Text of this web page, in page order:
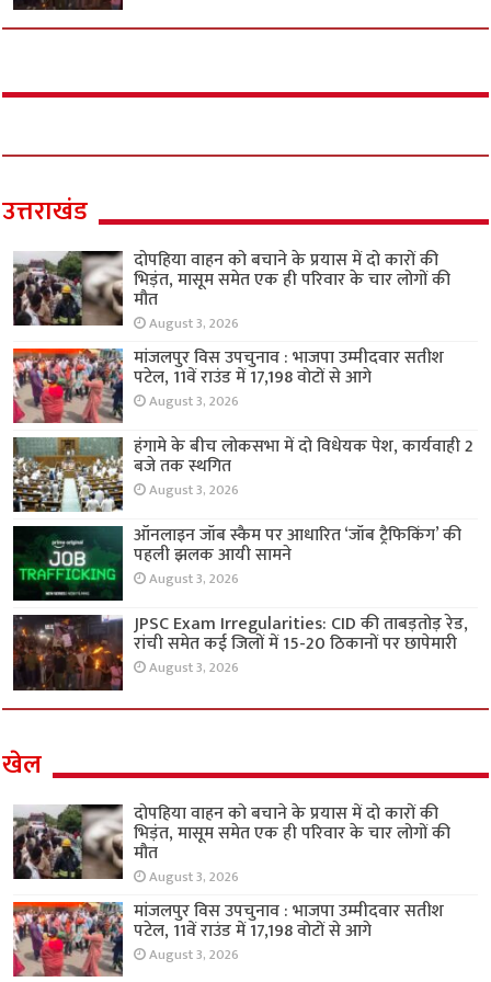
उत्तराखंड
दोपहिया वाहन को बचाने के प्रयास में दो कारों की
भिड़ंत, मासूम समेत एक ही परिवार के चार लोगों की
मौत
August 3, 2026
मांजलपुर विस उपचुनाव : भाजपा उम्मीदवार सतीश
पटेल, 11वें राउंड में 17,198 वोटों से आगे
August 3, 2026
हंगामे के बीच लोकसभा में दो विधेयक पेश, कार्यवाही 2
बजे तक स्थगित
August 3, 2026
ऑनलाइन जॉब स्कैम पर आधारित ‘जॉब ट्रैफिकिंग’ की
पहली झलक आयी सामने
August 3, 2026
JPSC Exam Irregularities: CID की ताबड़तोड़ रेड,
रांची समेत कई जिलों में 15-20 ठिकानों पर छापेमारी
August 3, 2026
खेल
दोपहिया वाहन को बचाने के प्रयास में दो कारों की
भिड़ंत, मासूम समेत एक ही परिवार के चार लोगों की
मौत
August 3, 2026
मांजलपुर विस उपचुनाव : भाजपा उम्मीदवार सतीश
पटेल, 11वें राउंड में 17,198 वोटों से आगे
August 3, 2026